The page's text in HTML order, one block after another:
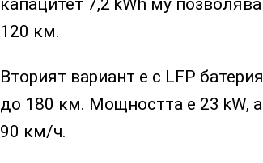
капацитет 7,2 kWh му
120 км.
Вторият вариант е с LFP
до 180 км. Мощността е 23 kW,
90 км/ч.